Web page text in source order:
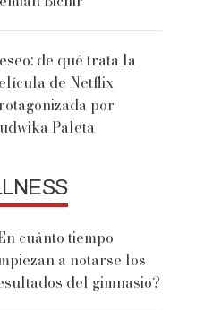
de qué trata la
de Netflix
por
Paleta
cuánto tiempo
a notarse los
del gimnasio?